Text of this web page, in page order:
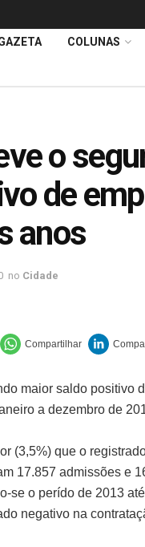
COLUNAS
o
de
anos
no Cidade
maior saldo positivo
a dezembro de
(3,5%) que o
17.857 admissões e
se o perído de 2013
negativo na